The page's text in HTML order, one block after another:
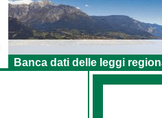
Banca dati delle leggi